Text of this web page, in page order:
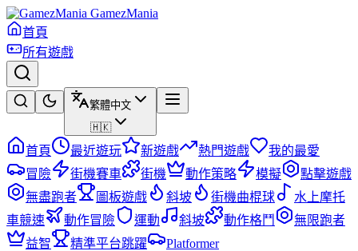
GamezMania
首頁
所有遊戲
繁體中文
🇭🇰
首頁 最近遊玩 新遊戲 熱門遊戲
我的最愛
冒險
街機賽車 街機 動作策略 模擬
點擊遊戲
無盡跑者
圖板遊戲 斜坡 街機曲棍球
水上摩托
車競速
動作冒險 運動 斜坡 動作格鬥
無限跑者
益智
精準平台跳躍
Platformer